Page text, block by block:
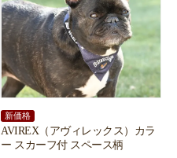
新価格
AVIREX（アヴィレックス）カラ
ー スカーフ付 スペース柄
カートへ進む